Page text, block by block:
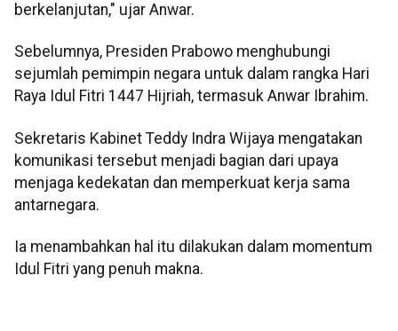
berkelanjutan," ujar Anwar.
Sebelumnya, Presiden Prabowo menghubungi
sejumlah pemimpin negara untuk dalam rangka Hari
Raya Idul Fitri 1447 Hijriah, termasuk Anwar Ibrahim.
Sekretaris Kabinet Teddy Indra Wijaya mengatakan
komunikasi tersebut menjadi bagian dari upaya
menjaga kedekatan dan memperkuat kerja sama
antarnegara.
Ia menambahkan hal itu dilakukan dalam momentum
Idul Fitri yang penuh makna.